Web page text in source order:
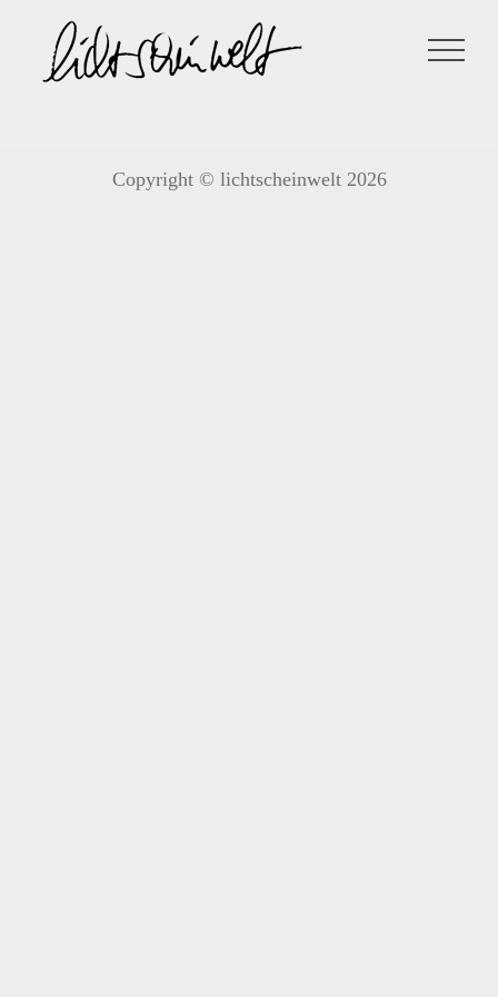
Inhalt
springen
Copyright © lichtscheinwelt 2026